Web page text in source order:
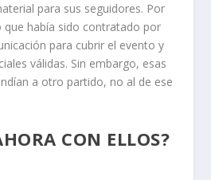
para sus seguidores. Por
había sido contratado por
para cubrir el evento y
válidas. Sin embargo, esas
a otro partido, no al de ese
CON ELLOS?